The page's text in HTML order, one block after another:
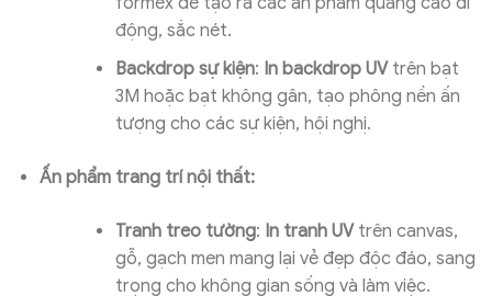
động, sắc nét.
Backdrop sự kiện: In backdrop UVtrên bạt
3M hoặc bạt không gân, tạo phông nền ấn
tượng cho các sự kiện, hội nghị.
Ấn phẩm trang trí nội thất:
Tranh treo tường: In tranh UVtrên canvas,
gỗ, gạch men mang lại vẻ đẹp độc đáo, sang
trọng cho không gian sống và làm việc.